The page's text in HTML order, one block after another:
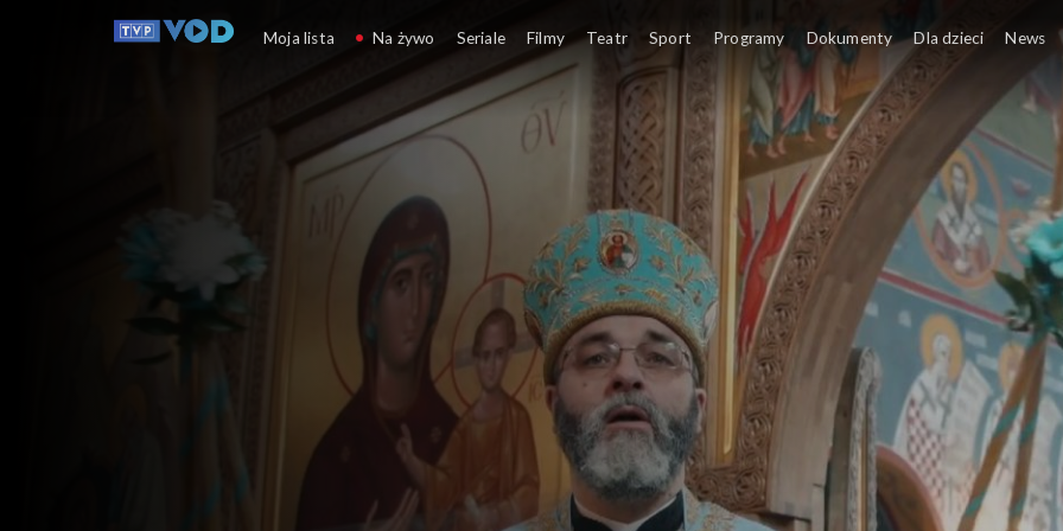
Moja lista Na żywo Seriale Filmy Teatr Sport Programy Dokumenty Dla dzieci News